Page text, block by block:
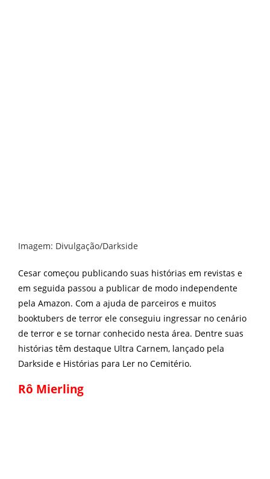
Imagem: Divulgação/Darkside
Cesar começou publicando suas histórias em revistas e
em seguida passou a publicar de modo independente
pela Amazon. Com a ajuda de parceiros e muitos
booktubers de terror ele conseguiu ingressar no cenário
de terror e se tornar conhecido nesta área. Dentre suas
histórias têm destaque Ultra Carnem, lançado pela
Darkside e Histórias para Ler no Cemitério.
Rô Mierling